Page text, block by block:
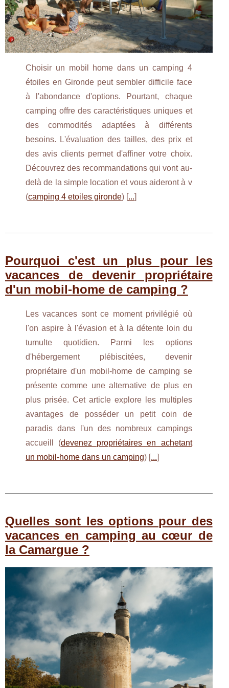
Choisir un mobil home dans un camping 4
étoiles en Gironde peut sembler difficile face
à l'abondance d'options. Pourtant, chaque
camping offre des caractéristiques uniques et
des commodités adaptées à différents
besoins. L'évaluation des tailles, des prix et
des avis clients permet d'affiner votre choix.
Découvrez des recommandations qui vont au-
delà de la simple location et vous aideront à v
(camping 4 etoiles gironde) [...]
Pourquoi c'est un plus pour les
vacances de devenir propriétaire
d'un mobil-home de camping ?
Les vacances sont ce moment privilégié où
l'on aspire à l'évasion et à la détente loin du
tumulte quotidien. Parmi les options
d'hébergement plébiscitées, devenir
propriétaire d'un mobil-home de camping se
présente comme une alternative de plus en
plus prisée. Cet article explore les multiples
avantages de posséder un petit coin de
paradis dans l'un des nombreux campings
accueill (devenez propriétaires en achetant
un mobil-home dans un camping) [...]
Quelles sont les options pour des
vacances en camping au cœur de
la Camargue ?